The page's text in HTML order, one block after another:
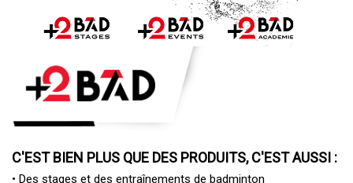
C'EST BIEN PLUS QUE DES PRODUITS, C'EST AUSSI :
• Des stages et des entraînements de badminton